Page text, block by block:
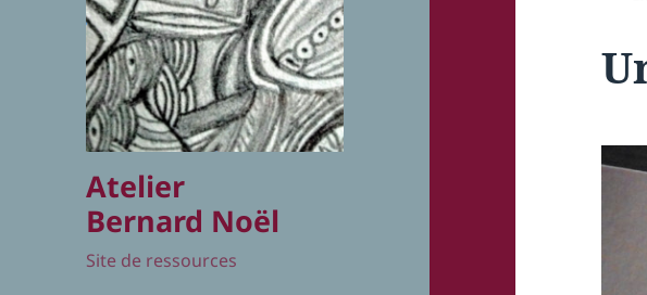
Atelier
Bernard Noël
Site de ressources